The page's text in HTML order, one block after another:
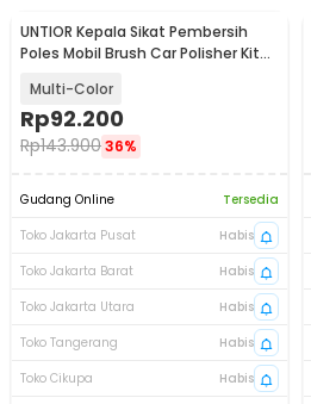
UNTIOR Kepala Sikat Pembersih
Poles Mobil Brush Car Polisher Kit
Multi-Color
Rp92.200
Rp143.90036%
Gudang Online
Tersedia
Toko Jakarta Pusat
Habis
Toko Jakarta Barat
Habis
Toko Jakarta Utara
Habis
Toko Tangerang
Habis
Toko Cikupa
Habis